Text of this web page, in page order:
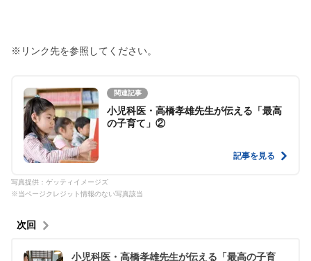
※リンク先を参照してください。
関連記事
小児科医・高橋孝雄先生が伝える「最高
の子育て」②
記事を見る
写真提供：ゲッティイメージズ
※当ページクレジット情報のない写真該当
次回
小児科医・高橋孝雄先生が伝える「最高の子育